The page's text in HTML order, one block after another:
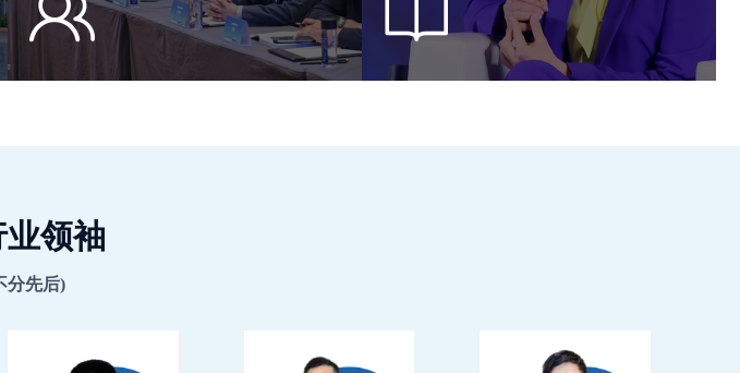
领袖
分先后)